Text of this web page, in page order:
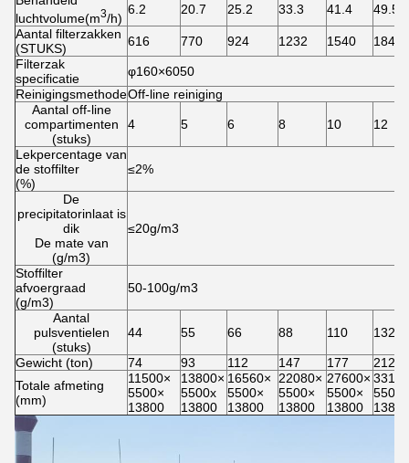
luchtvolume(m3/h)
6.2 20.7 25.2 33.3 41.4
49.5
Aantal filterzakken
(STUKS)
616 770 924 1232 1540
1848
Filterzak
specificatie
φ160×6050
ReinigingsmethodeOff-line reiniging
Aantal off-line
compartimenten
(stuks)
4 5 6 8 10 12
Lekpercentage van
de stoffilter
(%)
≤2%
De
precipitatorinlaat is
dik
De mate van
(g/m3)
≤20g/m3
Stoffilter
afvoergraad
(g/m3)
50-100g/m3
Aantal
pulsventielen
(stuks)
44 55 66 88 110 132
Gewicht (ton) 74 93 112 147 177
212
Totale afmeting
(mm)
11500×
5500×
13800
13800×
5500x
13800
16560×
5500×
13800
22080×
5500×
13800
27600×
5500×
13800
5500×
13800